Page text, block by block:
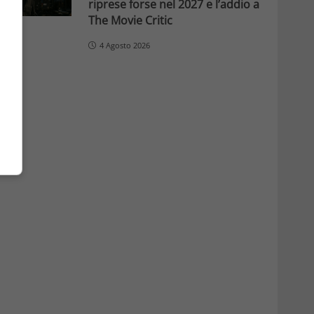
riprese forse nel 2027 e l’addio a
The Movie Critic
4 Agosto 2026